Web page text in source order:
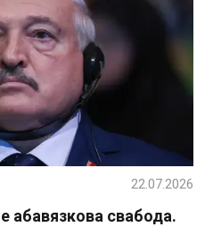
абавязкова свабода.
22.07.2026